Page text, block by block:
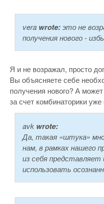
vera wrote:это не
получения нового -
Я и не возражал, просто
Вы объясняете себе
получения нового? А
за счет комбинаторики
avk wrote:
Да, такая «штука»
нам, в рамках нашего
из себя представляет
использовать